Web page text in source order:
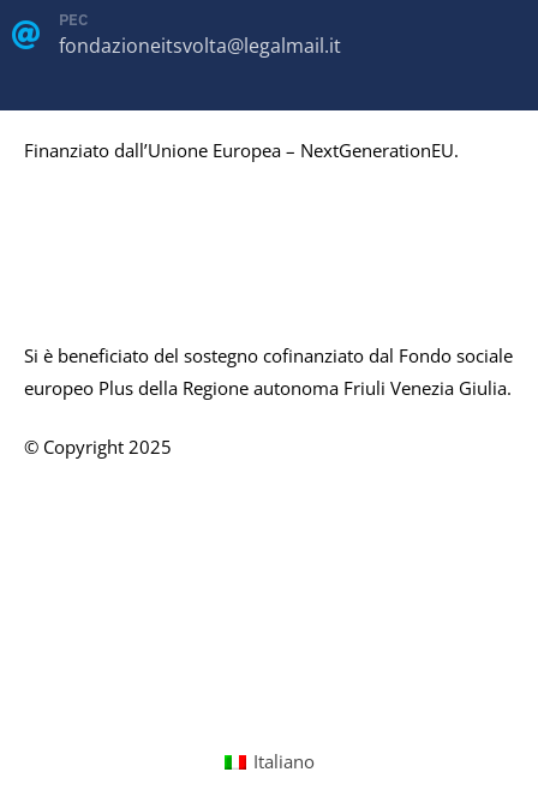
PEC
fondazioneitsvolta@legalmail.it
Finanziato dall’Unione Europea – NextGenerationEU.
Si è beneficiato del sostegno cofinanziato dal Fondo sociale
europeo Plus della Regione autonoma Friuli Venezia Giulia.
© Copyright 2025
Italiano